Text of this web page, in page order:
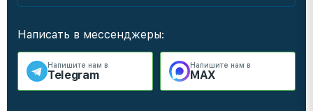
Написать в мессенджеры:
Напишите нам в
Telegram
Напишите нам в
MAX